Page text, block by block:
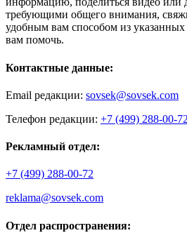
требующими общего внимания,
удобным вам способом из
вам помочь.
Контактные данные:
Email редакции: sovsek@sovsek.com
Телефон редакции: +7 (499) 288-00-72
Рекламный отдел:
+7 (499) 288-00-72
reklama@sovsek.com
Отдел распространения: